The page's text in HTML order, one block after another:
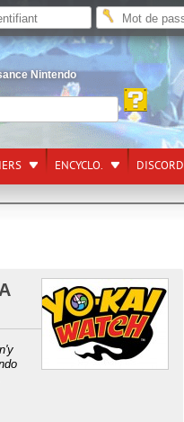
Nintendo
ENCYCLO. DISCORD